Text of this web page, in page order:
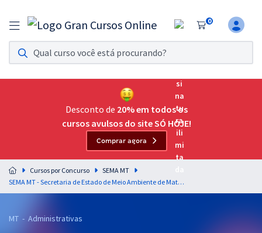
0
Assinatura Ilimitada 11
Acesso a todos os cursos. Teste grátis por 7 dias!
Assinatura OAB Até Passar
Acesso ilimitado a toda preparação para o Exame da
Residências Multiprofissionais
Preparação completa e intensiva para as principais
residências em saúde do Brasil
Desconto de 20% em todos os
cursos avulsos do site SÓ HOJE!
Comprar agora
Cursos por Concurso
SEMA MT
SEMA MT - Secretaria de Estado de Meio Ambiente de Mato Grosso - Conhecimentos Específicos para o Cargo de Técnico de Atividade Ambiental - Secretário Executivo
MT - Administrativas